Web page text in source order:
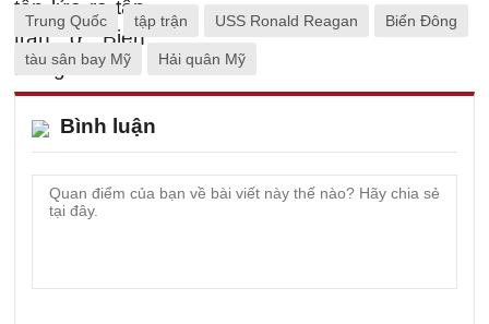
Trung Quốc tập trận USS Ronald Reagan Biển Đông
tàu sân bay Mỹ Hải quân Mỹ
Bình luận